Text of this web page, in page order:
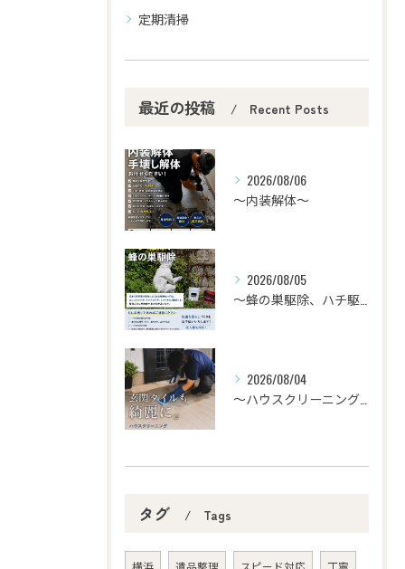
定期清掃
最近の投稿 Recent Posts
2026/08/06
〜内装解体〜
2026/08/05
2026/08/04
タグ Tags
横浜 遺品整理 スピード対応 丁寧